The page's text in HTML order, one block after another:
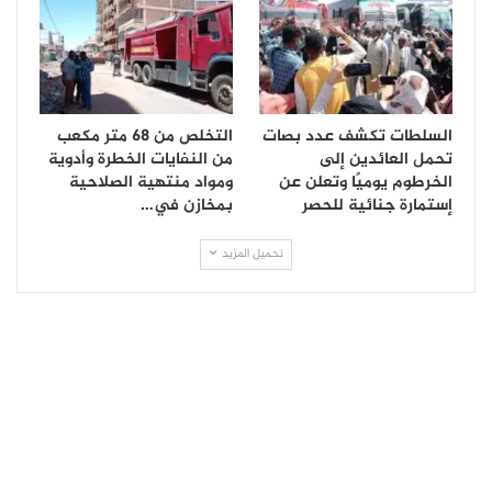
السلطات تكشف عدد بصات
تحمل العائدين إلى
الخرطوم يوميًا وتعلن عن
إستمارة جنائية للحصر
التخلص من 68 متر مكعب
من النفايات الخطرة وأدوية
ومواد منتهية الصلاحية
بمخازن في…
تحميل المزيد